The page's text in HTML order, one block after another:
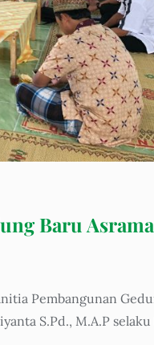
Baru
Pembangunan
S.Pd., M.A.P